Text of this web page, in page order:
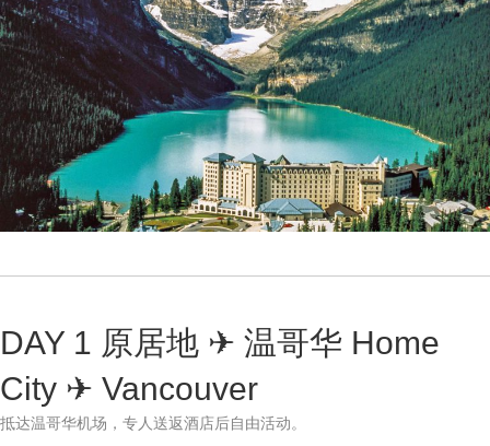
DAY 1 原居地 ✈ 温哥华 Home
City ✈ Vancouver
抵达温哥华机场，专人送返酒店后自由活动。